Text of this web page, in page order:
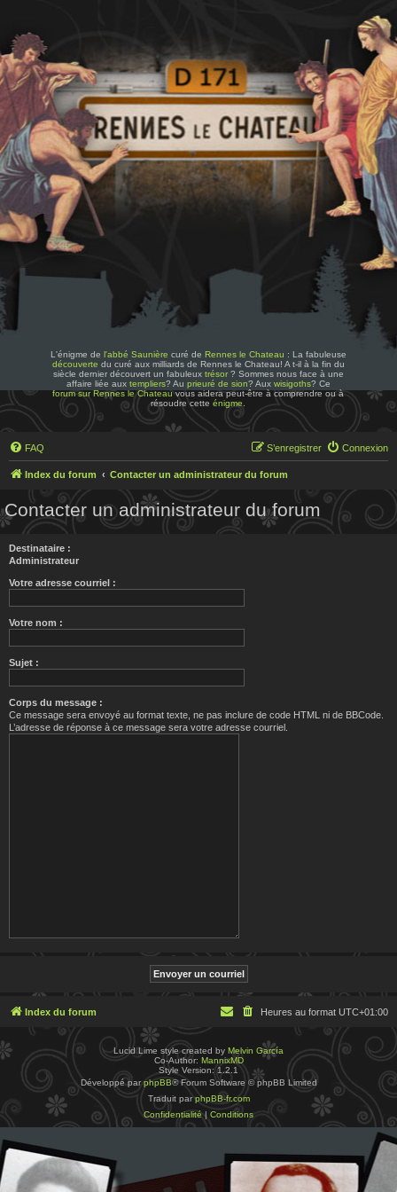
L'énigme de l'abbé Saunière curé de Rennes le Chateau : La fabuleuse
découverte du curé aux milliards de Rennes le Chateau! A t-il à la fin du
siècle dernier découvert un fabuleux trésor? Sommes nous face à une
affaire liée aux templiers? Au prieuré de sion? Aux wisigoths? Ce
forum sur Rennes le Chateauvous aidera peut-être à comprendre ou à
résoudre cetteénigme
FAQ Connexion
S’enregistrer
Index du forum Contacter un administrateur du forum
Contacter un administrateur du forum
Destinataire :
Administrateur
Votre adresse courriel :
Votre nom :
Sujet :
Corps du message :
Ce message sera envoyé au format texte, ne pas inclure de code HTML ni de BBCode.
L’adresse de réponse à ce message sera votre adresse courriel.
Index du forum Heures au format UTC+01:00
Lucid Lime style created by Melvin García
Co-Author: MannixMD
Style Version: 1.2.1
Développé parphpBB® Forum Software © phpBB Limited
Traduit parphpBB-fr.com
Confidentialité| Conditions